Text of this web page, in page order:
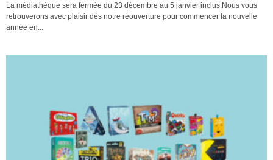
La médiathèque sera fermée du 23 décembre au 5 janvier inclus.Nous vous
retrouverons avec plaisir dès notre réouverture pour commencer la nouvelle
année en...